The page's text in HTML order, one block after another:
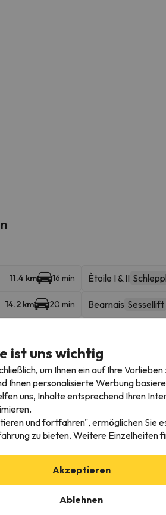
11.4 km 16 min Ètoile I & II
14.2 km 20 min Bearnais Sessellift
24 km 43 min Carrière
24.2 km 42 min Cortail Schlepplift
24.5 km
24.9 km 44 min
26 min
ist uns wichtig
um Ihnen ein auf Ihre
Ihnen personalisierte Werbung
uns, Inhalte entsprechend Ihren
und fortfahren", ermöglichen Sie
zu bieten. Weitere Einzelheiten
Akzeptieren
Ablehnen